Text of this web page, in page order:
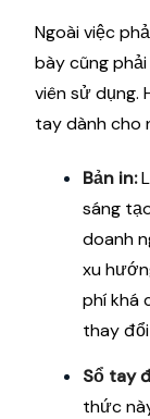
Ngoài việc
bày cũng
viên sử dụng.
tay dành cho
Bản in:
sáng
doanh
xu
phí khá
thay đổi
Sổ tay
thức